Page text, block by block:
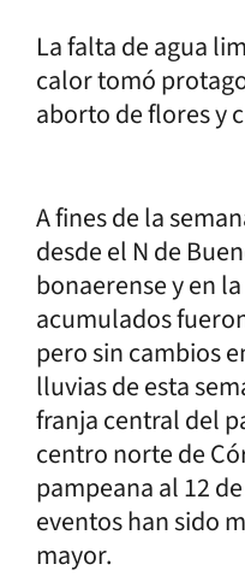
La falta de agua
calor tomó
aborto de flores y
A fines de la
desde el N de
bonaerense y en
acumulados
pero sin cambios
lluvias de esta
franja central del
centro norte de
pampeana al 12
eventos han sido
mayor.